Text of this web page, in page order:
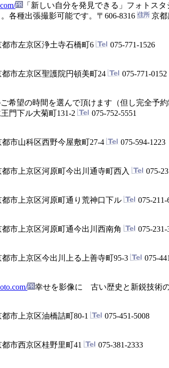
「新しい自分を発見できる」フォトス
各種出張撮影可能です。 〒606-8316 京都
市左京区浄土寺石橋町6 075-771-1526
市左京区聖護院円頓美町24 075-771-0152
希望の時間を選んで頂けます（但し完全予
門下ル大菊町131-2
075-752-5551
市山科区西野今屋敷町27-4 075-594-1223
市上京区河原町今出川通寺町西入 075-
都市上京区河原町通り荒神口下ル 075-211-
市上京区河原町通今出川西南角 075-231-
市上京区今出川上る上善寺町95-3 075-
幸せを影像に 古い歴史と新鋭技術の
市上京区油橋詰町80-1 075-451-5008
市西京区桂野里町41 075-381-2333